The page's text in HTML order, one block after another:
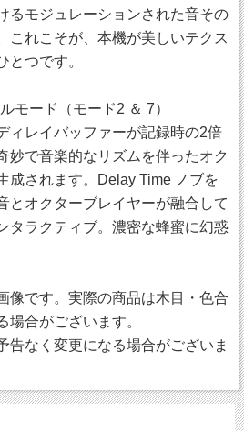
るモジュレーションされた音その
これこそが、本機が美しいテクス
とつです。
モード（モード2 ＆ 7）
ィレイバッファーが記録時の2倍
妙で音楽的なリズムを伴ったオク
成されます。Delay Time ノブを
とオクターブレイヤーが融合して
タラクティブ。濃密な蜂蜜に幻惑
像です。実際の商品は木目・色合
場合がございます。
なく変更になる場合がございま